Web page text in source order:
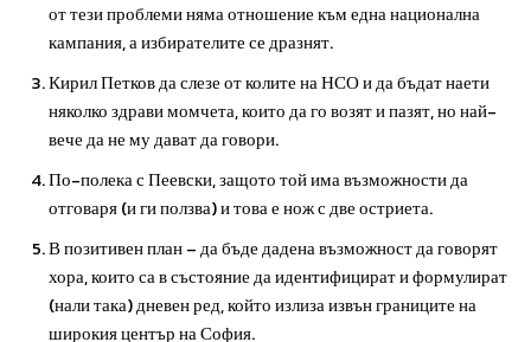
от тези проблеми няма отношение към една национална
кампания, а избирателите се дразнят.
Кирил Петков да слезе от колите на НСО и да бъдат наети
няколко здрави момчета, които да го возят и пазят, но най-
вече да не му дават да говори.
По-полека с Пеевски, защото той има възможности да
отговаря (и ги ползва) и това е нож с две остриета.
В позитивен план – да бъде дадена възможност да говорят
хора, които са в състояние да идентифицират и формулират
(нали така) дневен ред, който излиза извън границите на
широкия център на София.